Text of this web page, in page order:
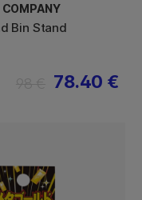
COMPANY
Bin Stand
78.40 €